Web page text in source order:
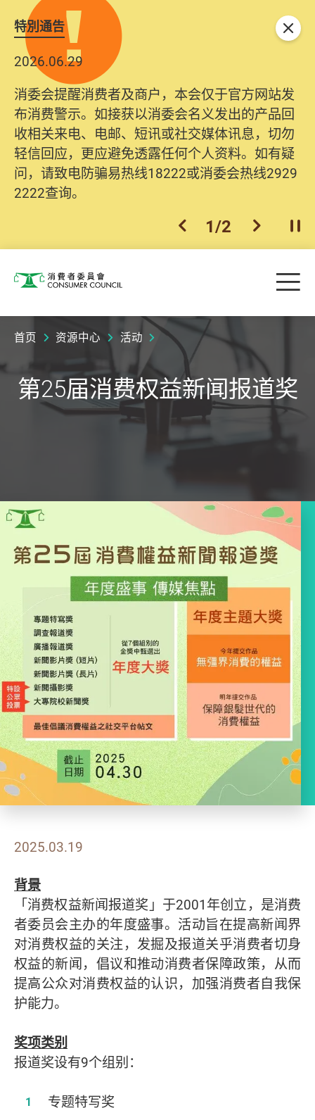
特別通告
2026.06.29
消委会提醒消费者及商户，本会仅于官方网站发
布消费警示。如接获以消委会名义发出的产品回
收相关来电、电邮、短讯或社交媒体讯息，切勿
轻信回应，更应避免透露任何个人资料。如有疑
问，请致电防骗易热线18222或消委会热线2929
2222查询。
上一个
1/2 下一个开
关闭
消费者委员会 目
首页 资源中心 活动
第25届消费权益新闻报道奖
2025.03.19
背景
「消费权益新闻报道奖」于2001年创立，是消费
者委员会主办的年度盛事。活动旨在提高新闻界
对消费权益的关注，发掘及报道关乎消费者切身
权益的新闻，倡议和推动消费者保障政策，从而
提高公众对消费权益的认识，加强消费者自我保
护能力。
奖项类别
报道奖设有9个组别：
专题特写奖